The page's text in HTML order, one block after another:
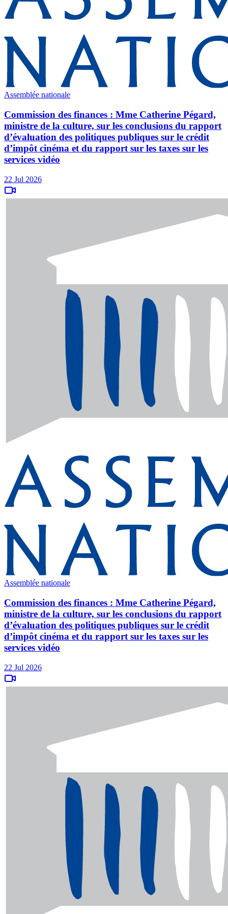
Assemblée nationale
Commission des finances : Mme Catherine Pégard,
ministre de la culture, sur les conclusions du rapport
d’évaluation des politiques publiques sur le crédit
d’impôt cinéma et du rapport sur les taxes sur les
services vidéo
22 Jul 2026
Assemblée nationale
Commission des finances : Mme Catherine Pégard,
ministre de la culture, sur les conclusions du rapport
d’évaluation des politiques publiques sur le crédit
d’impôt cinéma et du rapport sur les taxes sur les
services vidéo
22 Jul 2026